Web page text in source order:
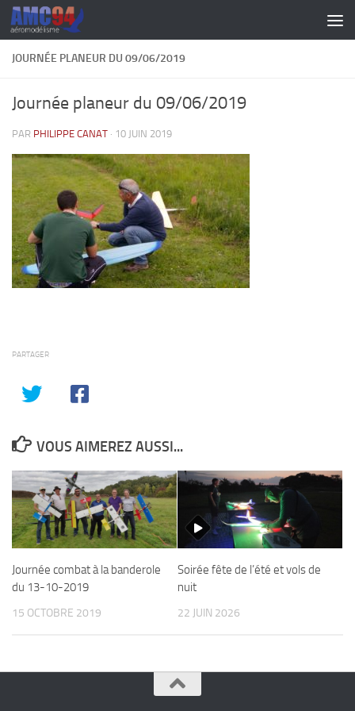
Skip to content
JOURNÉE PLANEUR DU 09/06/2019
Journée planeur du 09/06/2019
PAR PHILIPPE CANAT · 10 JUIN 2019
PARTAGER
VOUS AIMEREZ AUSSI...
Journée combat à la banderole
du 13-10-2019
15 OCTOBRE 2019
Soirée fête de l’été et vols de
nuit
22 JUIN 2026